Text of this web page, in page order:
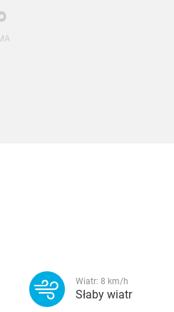
Wiatr: 8 km/h
Słaby wiatr